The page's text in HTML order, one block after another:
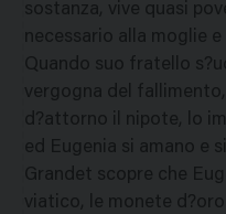
sostanza, vive quasi
necessario alla moglie
Quando suo fratello
vergogna del
d?attorno il nipote, lo
ed Eugenia si amano e
Grandet scopre che
viatico, le monete